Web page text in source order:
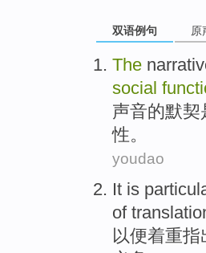
双语例句 原
The
social
声音的默契
性。
youdao
It is
of
以便着重指